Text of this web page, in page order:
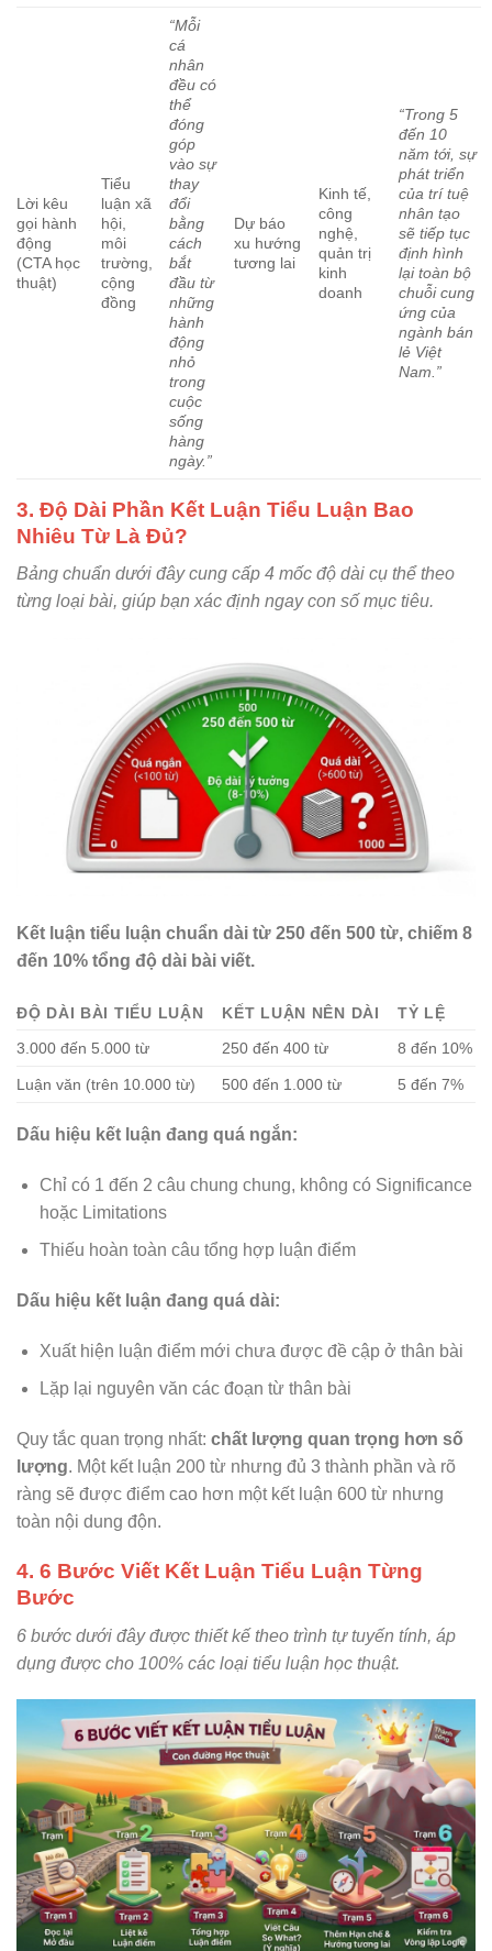
Lời kêu
gọi hành
động
(CTA học
thuật)
Tiểu
luận xã
hội,
môi
trường,
cộng
đồng
“Mỗi
cá
nhân
đều có
thể
đóng
góp
vào sự
thay
đổi
bằng
cách
bắt
đầu từ
những
hành
động
nhỏ
trong
cuộc
sống
hàng
ngày.”
Dự báo
xu hướng
tương lai
Kinh tế,
công
nghệ,
quản trị
kinh
doanh
“Trong 5
đến 10
năm tới, sự
phát triển
của trí tuệ
nhân tạo
sẽ tiếp tục
định hình
lại toàn bộ
chuỗi cung
ứng của
ngành bán
lẻ Việt
Nam.”
3. Độ Dài Phần Kết Luận Tiểu Luận Bao
Nhiêu Từ Là Đủ?
Bảng chuẩn dưới đây cung cấp 4 mốc độ dài cụ thể theo
từng loại bài, giúp bạn xác định ngay con số mục tiêu.
Kết luận tiểu luận chuẩn dài từ 250 đến 500 từ, chiếm 8
đến 10% tổng độ dài bài viết.
ĐỘ DÀI BÀI TIỂU LUẬN KẾT LUẬN NÊN DÀI
TỶ LỆ
3.000 đến 5.000 từ
250 đến 400 từ 8 đến 10%
Luận văn (trên 10.000 từ) 500 đến 1.000 từ 5 đến 7%
Dấu hiệu kết luận đang quá ngắn:
Chỉ có 1 đến 2 câu chung chung, không có Significance
hoặc Limitations
Thiếu hoàn toàn câu tổng hợp luận điểm
Dấu hiệu kết luận đang quá dài:
Xuất hiện luận điểm mới chưa được đề cập ở thân bài
Lặp lại nguyên văn các đoạn từ thân bài
Quy tắc quan trọng nhất: chất lượng quan trọng hơn số
lượng. Một kết luận 200 từ nhưng đủ 3 thành phần và rõ
ràng sẽ được điểm cao hơn một kết luận 600 từ nhưng
toàn nội dung độn.
4. 6 Bước Viết Kết Luận Tiểu Luận Từng
Bước
6 bước dưới đây được thiết kế theo trình tự tuyến tính, áp
dụng được cho 100% các loại tiểu luận học thuật.